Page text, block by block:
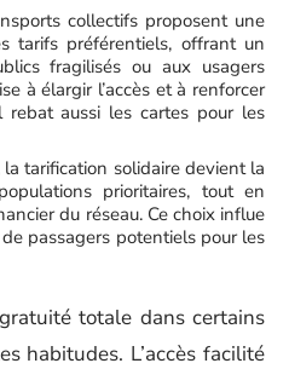
collectifs proposent une
tarifs préférentiels, offrant un
fragilisés ou aux usagers
à élargir l’accès et à renforcer
rebat aussi les cartes pour les
tarification solidaire devient la
prioritaires, tout en
du réseau. Ce choix influe
passagers potentiels pour les
totale dans certains
habitudes. L’accès facilité